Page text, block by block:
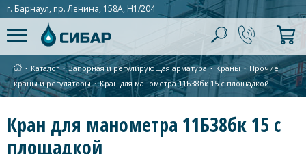
г. Барнаул, пр. Ленина, 158А, Н1/204
∙ Каталог ∙Запорная и регулирующая арматура ∙Краны ∙ Прочие
краны и регуляторы ∙Кран для манометра 11Б38бк 15 с площадкой
Кран для манометра 11Б38бк 15 с
площадкой